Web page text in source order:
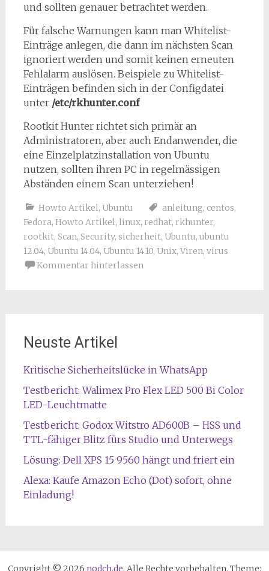
und sollten genauer betrachtet werden.
Für falsche Warnungen kann man Whitelist-
Einträge anlegen, die dann im nächsten Scan
ignoriert werden und somit keinen erneuten
Fehlalarm auslösen. Beispiele zu Whitelist-
Einträgen befinden sich in der Configdatei
unter /etc/rkhunter.conf
Rootkit Hunter richtet sich primär an
Administratoren, aber auch Endanwender, die
eine Einzelplatzinstallation von Ubuntu
nutzen, sollten ihren PC in regelmässigen
Abständen einem Scan unterziehen!
Howto Artikel, Ubuntu anleitung, centos,
Fedora, Howto Artikel, linux, redhat, rkhunter,
rootkit, Scan, Security, sicherheit, Ubuntu, ubuntu
12.04, Ubuntu 14.04, Ubuntu 14.10, Unix, Viren, virus
Kommentar hinterlassen
Neuste Artikel
Kritische Sicherheitslücke in WhatsApp
Testbericht: Walimex Pro Flex LED 500 Bi Color
LED-Leuchtmatte
Testbericht: Godox Witstro AD600B – HSS und
TTL-fähiger Blitz fürs Studio und Unterwegs
Lösung: Dell XPS 15 9560 hängt und friert ein
Alexa: Kaufe Amazon Echo (Dot) sofort, ohne
Einladung!
Copyright © 2026 nodch.de. Alle Rechte vorbehalten. Theme: